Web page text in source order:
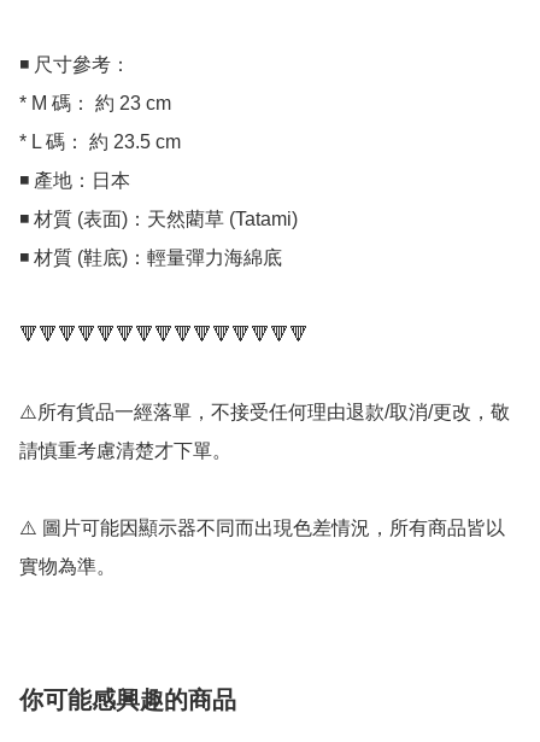
◾ 尺寸參考：
* M 碼： 約 23 cm
* L 碼： 約 23.5 cm
◾ 產地：日本
◾ 材質 (表面)：天然藺草 (Tatami)
◾ 材質 (鞋底)：輕量彈力海綿底
🔻🔻🔻🔻🔻🔻🔻🔻🔻🔻🔻🔻🔻🔻🔻
⚠️所有貨品一經落單，不接受任何理由退款/取消/更改，敬
請慎重考慮清楚才下單。
⚠️ 圖片可能因顯示器不同而出現色差情況，所有商品皆以
實物為準。
你可能感興趣的商品